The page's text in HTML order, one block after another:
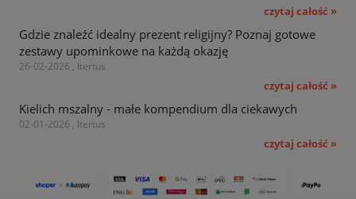
czytaj całość »
Gdzie znaleźć idealny prezent religijny? Poznaj gotowe
zestawy upominkowe na każdą okazję
26-02-2026 , Itertus
czytaj całość »
Kielich mszalny - małe kompendium dla ciekawych
02-01-2026 , Itertus
czytaj całość »